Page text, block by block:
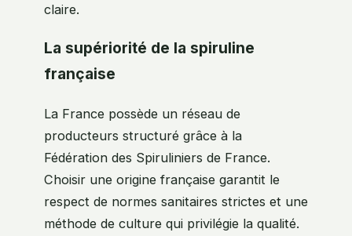
claire.
La supériorité de la spiruline
française
La France possède un réseau de
producteurs structuré grâce à la
Fédération des Spiruliniers de France.
Choisir une origine française garantit le
respect de normes sanitaires strictes et une
méthode de culture qui privilégie la qualité.